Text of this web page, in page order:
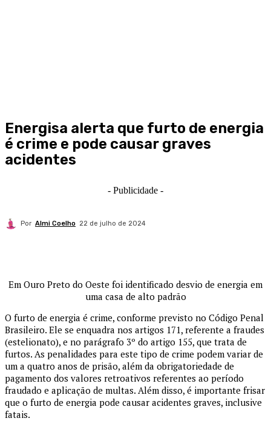
Energisa alerta que furto de energia
é crime e pode causar graves
acidentes
- Publicidade -
Por Almi Coelho 22 de julho de 2024
Em Ouro Preto do Oeste foi identificado desvio de energia em
uma casa de alto padrão
O furto de energia é crime, conforme previsto no Código Penal
Brasileiro. Ele se enquadra nos artigos 171, referente a fraudes
(estelionato), e no parágrafo 3º do artigo 155, que trata de
furtos. As penalidades para este tipo de crime podem variar de
um a quatro anos de prisão, além da obrigatoriedade de
pagamento dos valores retroativos referentes ao período
fraudado e aplicação de multas. Além disso, é importante frisar
que o furto de energia pode causar acidentes graves, inclusive
fatais.